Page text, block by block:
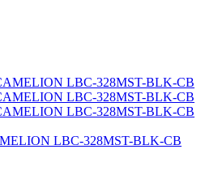
LBC-328MST-BLK-CB